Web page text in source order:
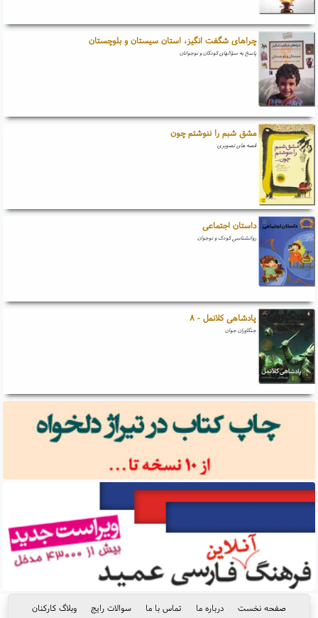
چراهای شگفت انگیز، استان سیستان و بلوچستان
پاسخ به سؤالهای کودکان و نوجوانان
مشق شبم را ننوشتم چون
قصه های تصویری
داستان اجتماعی
روانشناسی کودک و نوجوان
پادشاهی کلانمل - ۸
جنگاوران جوان
صفحه نخست درباره ما تماس با ما سوالات رایج وبلاگ کارکنان